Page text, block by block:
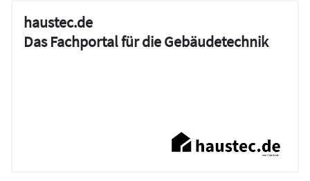
haustec.de
Das Fachportal für die Gebäudetechnik